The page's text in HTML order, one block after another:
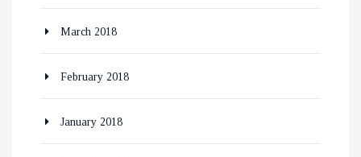
March 2018
February 2018
January 2018